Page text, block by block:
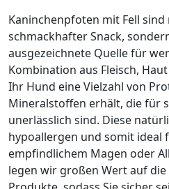
Kaninchenpfoten mit Fell
schmackhafter Snack,
ausgezeichnete Quelle für
Kombination aus Fleisch,
Ihr Hund eine Vielzahl von
Mineralstoffen erhält, die für
unerlässlich sind. Diese
hypoallergen und somit ideal
empfindlichem Magen oder
legen wir großen Wert auf